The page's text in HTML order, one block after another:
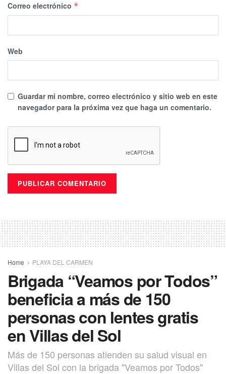
Correo electrónico *
Web
Guardar mi nombre, correo electrónico y sitio web en este
navegador para la próxima vez que haga un comentario.
Home PLAYA DEL CARMEN
Brigada “Veamos por Todos”
beneficia a más de 150
personas con lentes gratis
en Villas del Sol
Más de 150 personas atienden su salud visual en
Villas del Sol con la brigada "Veamos por Todos"